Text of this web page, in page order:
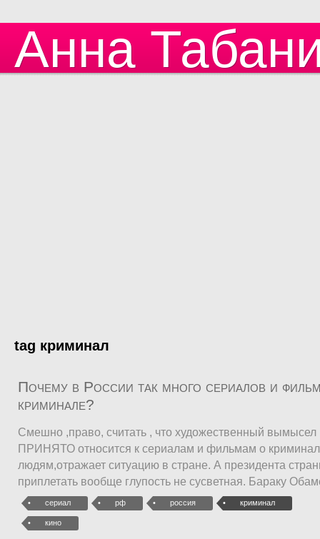
Анна
tag криминал
Почему в России так много сериалов и
криминале?
Смешно ,право, считать , что художественный вымысел
ПРИНЯТО относится к сериалам и фильмам о
людям,отражает ситуацию в стране. А президента
приплетать вообще глупость не сусветная. Бараку
сериал рф россия криминал
кино